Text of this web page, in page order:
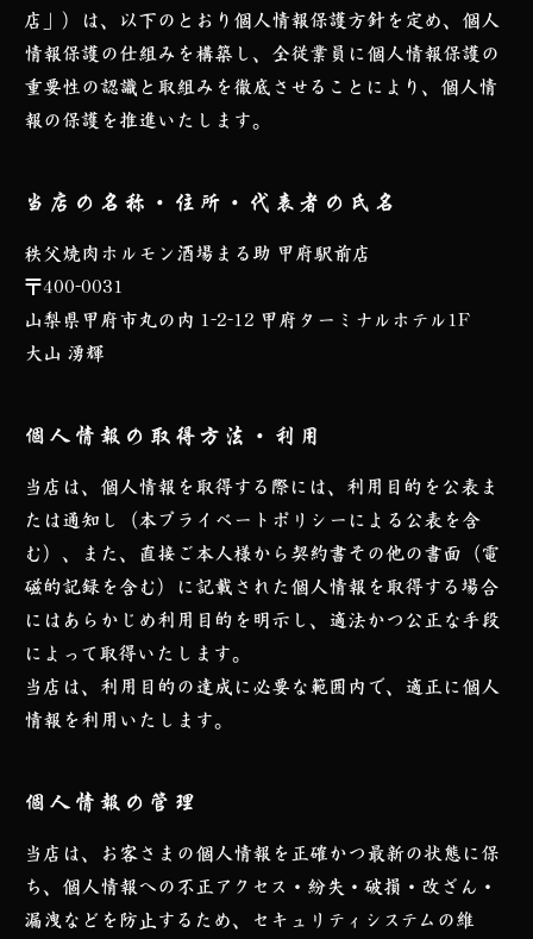
店」）は、以下のとおり個人情報保護方針を定め、個人
情報保護の仕組みを構築し、全従業員に個人情報保護の
重要性の認識と取組みを徹底させることにより、個人情
報の保護を推進いたします。
当店の名称・住所・代表者の氏名
秩父焼肉ホルモン酒場まる助 甲府駅前店
〒400-0031
山梨県甲府市丸の内 1-2-12 甲府ターミナルホテル1F
⼤⼭ 湧輝
個⼈情報の取得⽅法・利⽤
当店は、個⼈情報を取得する際には、利⽤⽬的を公表ま
たは通知し（本プライベートポリシーによる公表を含
む）、また、直接ご本⼈様から契約書その他の書⾯（電
磁的記録を含む）に記載された個⼈情報を取得する場合
にはあらかじめ利⽤⽬的を明⽰し、適法かつ公正な⼿段
によって取得いたします。
当店は、利⽤⽬的の達成に必要な範囲内で、適正に個⼈
情報を利⽤いたします。
個人情報の管理
当店は、お客さまの個人情報を正確かつ最新の状態に保
ち、個人情報への不正アクセス・紛失・破損・改ざん・
漏洩などを防止するため、セキュリティシステムの維